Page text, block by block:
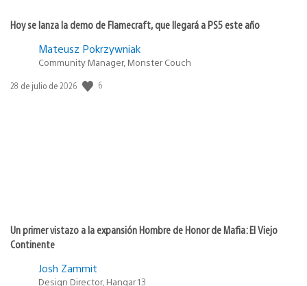
Hoy se lanza la demo de Flamecraft, que llegará a PS5 este año
Mateusz Pokrzywniak
Community Manager, Monster Couch
Fecha
28 de julio de 2026 6
Un primer vistazo a la expansión Hombre de Honor de Mafia: El Viejo
Continente
Josh Zammit
Design Director, Hangar 13